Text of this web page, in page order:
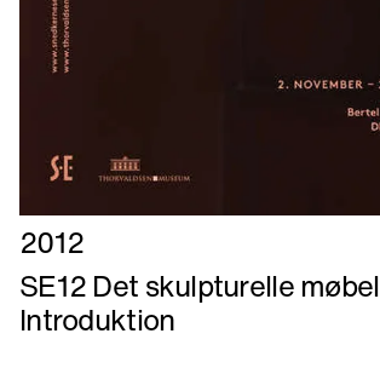
Læs
mere
om
SE12
2012
SE12 Det skulpturelle møbel
Introduktion